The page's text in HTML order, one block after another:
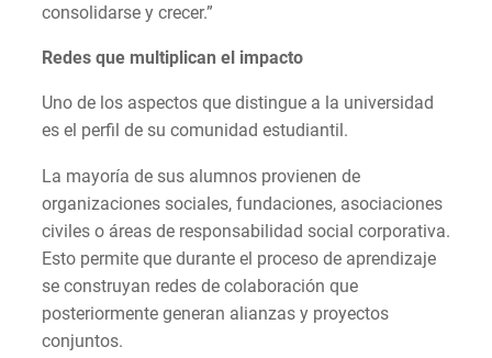
consolidarse y crecer.”
Redes que multiplican el impacto
Uno de los aspectos que distingue a la universidad
es el perfil de su comunidad estudiantil.
La mayoría de sus alumnos provienen de
organizaciones sociales, fundaciones, asociaciones
civiles o áreas de responsabilidad social corporativa.
Esto permite que durante el proceso de aprendizaje
se construyan redes de colaboración que
posteriormente generan alianzas y proyectos
conjuntos.